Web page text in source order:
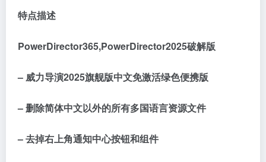
特点描述
PowerDirector365,PowerDirector2025破解版
– 威力导演2025旗舰版中文免激活绿色便携版
– 删除简体中文以外的所有多国语言资源文件
– 去掉右上角通知中心按钮和组件